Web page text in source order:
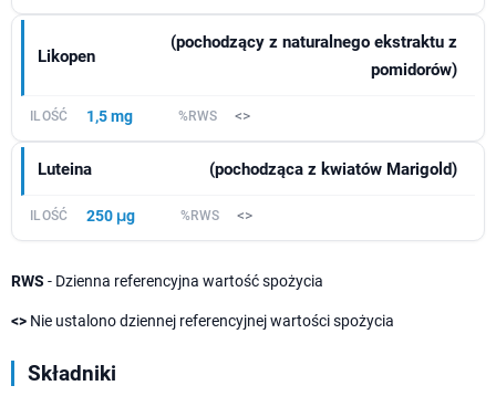
Likopen
(pochodzący z naturalnego ekstraktu z
pomidorów)
1,5 mg <>
Luteina (pochodząca z kwiatów Marigold)
250 μg <>
RWS - Dzienna referencyjna wartość spożycia
<> Nie ustalono dziennej referencyjnej wartości spożycia
Składniki